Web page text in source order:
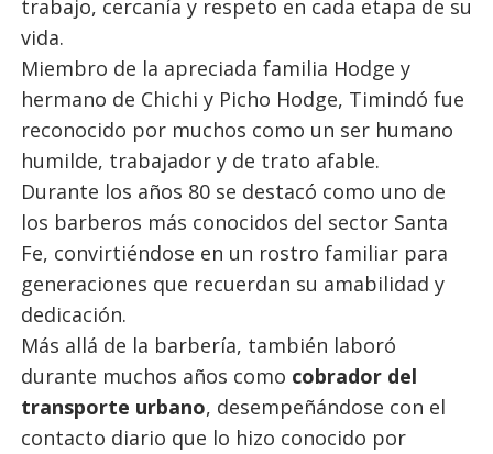
trabajo, cercanía y respeto en cada etapa de su
vida.
Miembro de la apreciada familia Hodge y
hermano de Chichi y Picho Hodge, Timindó fue
reconocido por muchos como un ser humano
humilde, trabajador y de trato afable.
Durante los años 80 se destacó como uno de
los barberos más conocidos del sector Santa
Fe, convirtiéndose en un rostro familiar para
generaciones que recuerdan su amabilidad y
dedicación.
Más allá de la barbería, también laboró
durante muchos años como cobrador del
transporte urbano, desempeñándose con el
contacto diario que lo hizo conocido por